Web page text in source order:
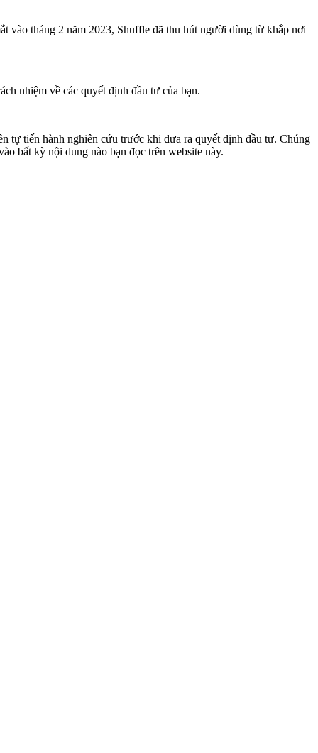
vào tháng 2 năm 2023, Shuffle đã thu hút người dùng từ khắp nơi
nhiệm về các quyết định đầu tư của bạn.
tự tiến hành nghiên cứu trước khi đưa ra quyết định đầu tư. Chúng
bất kỳ nội dung nào bạn đọc trên website này.